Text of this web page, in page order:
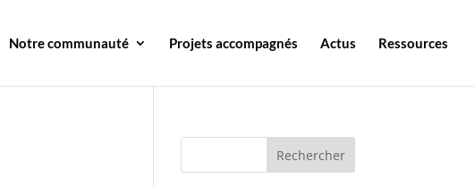
Notre communauté Projets accompagnés Actus Ressources